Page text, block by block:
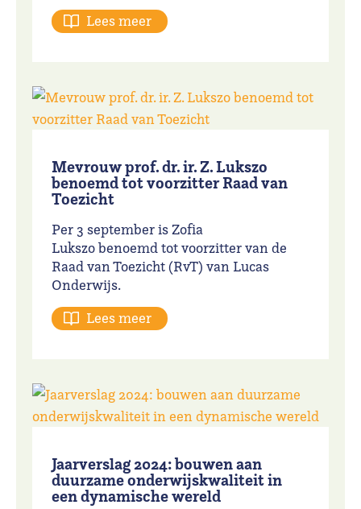
Lees meer
Mevrouw prof. dr. ir. Z. Lukszo
benoemd tot voorzitter Raad van
Toezicht
Per 3 september is Zofia
Lukszo benoemd tot voorzitter van de
Raad van Toezicht (RvT) van Lucas
Onderwijs.
Lees meer
Jaarverslag 2024: bouwen aan
duurzame onderwijskwaliteit in
een dynamische wereld